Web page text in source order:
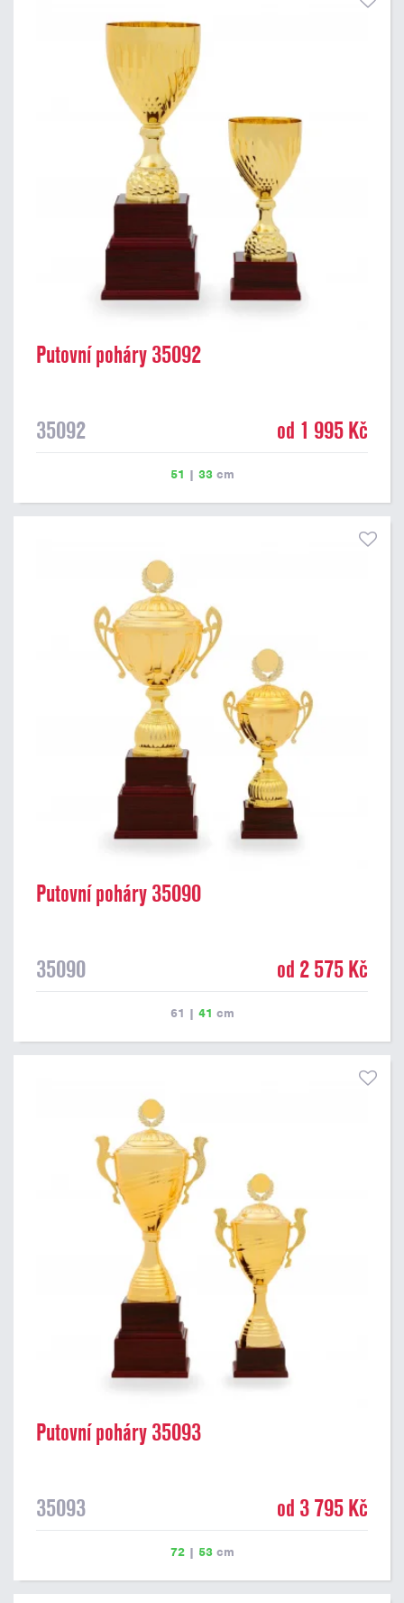
Putovní poháry 35092
35092 od 1 995 Kč
51 | 33cm
Putovní poháry 35090
35090 od 2 575 Kč
61 | 41 cm
Putovní poháry 35093
35093 od 3 795 Kč
72| 53cm